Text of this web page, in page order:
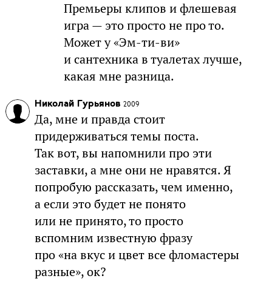
Премьеры клипов и флешевая
игра — это просто не про то.
Может у «Эм-ти-ви»
и сантехника в туалетах лучше,
какая мне разница.
Николай Гурьянов 2009
Да, мне и правда стоит
придерживаться темы поста.
Так вот, вы напомнили про эти
заставки, а мне они не нравятся. Я
попробую рассказать, чем именно,
а если это будет не понято
или не принято, то просто
вспомним известную фразу
про «на вкус и цвет все фломастеры
разные», ок?